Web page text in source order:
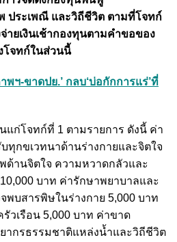
ประเพณี และวิถีชีวิต ตามที่โจทก์
ายเงินเช้ากองทุนตามคำขอของ
โจทก์ในส่วนนี้
พฯ-ขาดปย.’ กลบ‘บ่อกักการแร่’ที่
แก่โจทก์ที่ 1 ตามรายการ ดังนี้ ค่า
ทุกขเวทนาด้านร่างกายและจิตใจ
ด้านจิตใจ ความหวาดกลัวและ
บาท ค่ารักษาพยาบาลและ
พบสารพิษในร่างกาย 5,000 บาท
วเรือน 5,000 บาท ค่าขาด
ากรธรรมชาติแหล่งน้ำและวิถีชีวิต